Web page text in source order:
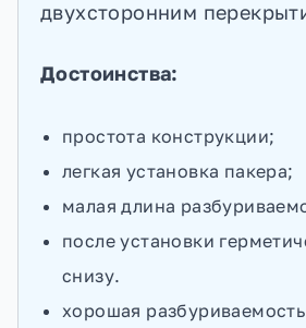
двухсторонним
Достоинства:
простота конструкции;
легкая установка пакера;
малая длина
после установки
снизу.
хорошая